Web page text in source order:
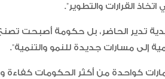
القرارات والتطوير”.
تدير الحاضر، بل حكومة أصبحت
إلى مسارات جديدة للنمو والتنمية”.
كواحدة من أكثر الحكومات كفاءة
الإمارات تعزز
ضمن الفئة “A”